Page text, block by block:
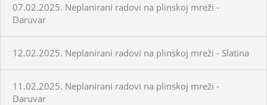
07.02.2025. Neplanirani radovi na plinskoj mreži -
Daruvar
12.02.2025. Neplanirani radovi na plinskoj mreži - Slatina
11.02.2025. Neplanirani radovi na plinskoj mreži -
Daruvar